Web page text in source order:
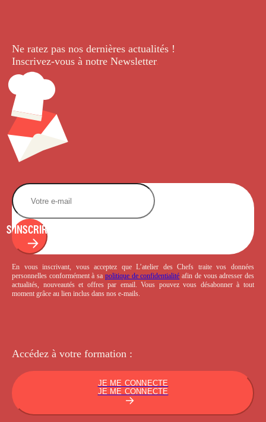
Ne ratez pas nos dernières actualités !
Inscrivez-vous à notre Newsletter.
S'INSCRIRE
En vous inscrivant, vous acceptez que L’atelier des Chefs traite vos données
personnelles conformément à sa politique de confidentialité afin de vous adresser des
actualités, nouveautés et offres par email. Vous pouvez vous désabonner à tout
moment grâce au lien inclus dans nos e-mails.
Accédez à votre formation :
JE ME CONNECTE
JE ME CONNECTE